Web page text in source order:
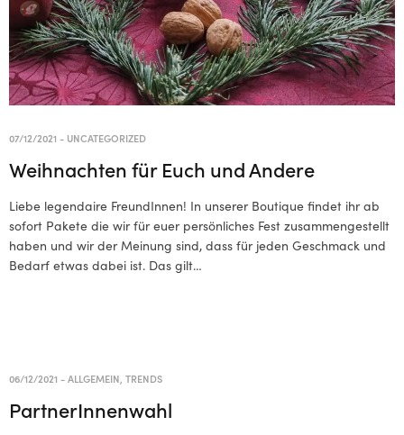
07/12/2021 - UNCATEGORIZED
Weihnachten für Euch und Andere
Liebe legendaire FreundInnen! In unserer Boutique findet ihr ab
sofort Pakete die wir für euer persönliches Fest zusammengestellt
haben und wir der Meinung sind, dass für jeden Geschmack und
Bedarf etwas dabei ist. Das gilt…
06/12/2021 -ALLGEMEIN TRENDS
PartnerInnenwahl